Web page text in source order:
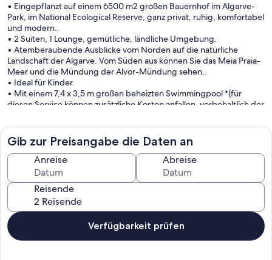
• Eingepflanzt auf einem 6500 m2 großen Bauernhof im Algarve-
Park, im National Ecological Reserve, ganz privat, ruhig, komfortabel
und modern..
• 2 Suiten, 1 Lounge, gemütliche, ländliche Umgebung.
• Atemberaubende Ausblicke vom Norden auf die natürliche
Landschaft der Algarve. Vom Süden aus können Sie das Meia Praia-
Meer und die Mündung der Alvor-Mündung sehen..
• Ideal für Kinder.
• Mit einem 7,4 x 3,5 m großen beheizten Swimmingpool *(für
diesen Service können zusätzliche Kosten anfallen, vorbehaltlich der
Sandplatz für Volleyball und andere Spiele wie Badminton,
Beachsoccer, Pétanque usw.
• SPA – Außen-Whirlpool bei 38º C (für diesen Service können
zusätzliche Kosten anfallen; die Nutzungszeiten und Bedingungen
müssen mit dem Eigentümer vereinbart werden). Für
Reservierungen, die vor Mai 2025 vorgenommen werden, fallen für
diesen Service zusätzliche Kosten an, da dieser neue Service im Mai
2025 veröffentlicht wurde.
• Snooker
• Tischfußball
• Whirlpool
Gib zur Preisangabe die Daten an
Anreise Abreise
Reisende
Verfügbarkeit prüfen